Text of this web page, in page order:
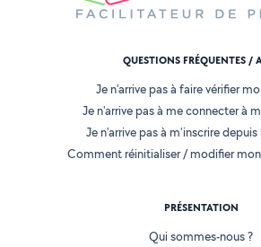
QUESTIONS FRÉQUENTES /
Je n'arrive pas à faire vérifier
Je n'arrive pas à me connecter à
Je n'arrive pas à m'inscrire
Comment réinitialiser / modifier
PRÉSENTATION
Qui sommes-nous ?